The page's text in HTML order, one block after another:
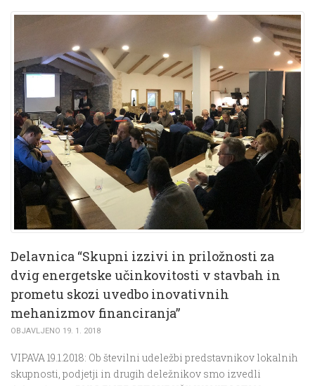
Delavnica “Skupni izzivi in priložnosti za
dvig energetske učinkovitosti v stavbah in
prometu skozi uvedbo inovativnih
mehanizmov financiranja”
OBJAVLJENO 19. 1. 2018
VIPAVA 19.1.2018: Ob številni udeležbi predstavnikov lokalnih
skupnosti, podjetji in drugih deležnikov smo izvedli